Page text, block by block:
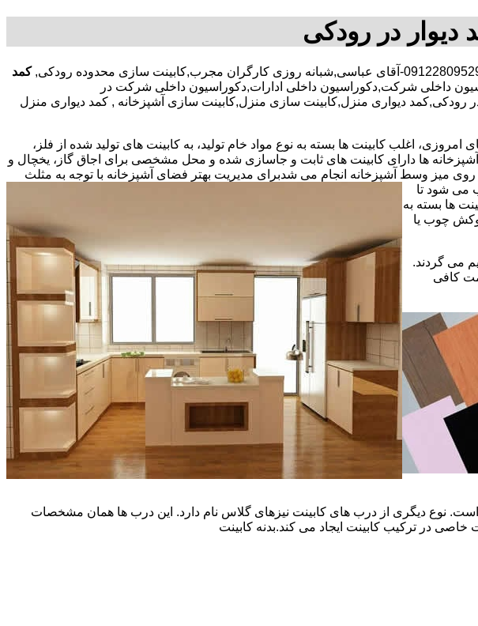
دیوار در رودکی
کمد
داخلی شرکت,دکوراسیون داخلی ادارات,دکوراسیون داخلی شرکت در
رودکی,کمد دیواری منزل,کابینت سازی منزل,کابینت سازی آشپزخانه , کمد دیواری منزل
اغلب کابینت ها بسته به نوع مواد خام تولید، به کابینت های تولید شده از فلز،
ها دارای کابینت های ثابت و جاسازی شده و محل مشخصی برای اجاق گاز، یخچال و
روی میز وسط آشپزخانه انجام می شدبرای مدیریت بهتر فضای آشپزخانه با توجه به مثلث
می شود تا
ها بسته به
چوب یا
می گردند.
کافی
میل است که با روکش پی وی سی دارای ۶ تیپ و تنوع رنگی زیادی است. نوع دیگری از درب های کابینت نیزهای گلاس نام دارد. این درب ها همان مشخصات
در ترکیب کابینت ایجاد می کند.بدنه کابینت